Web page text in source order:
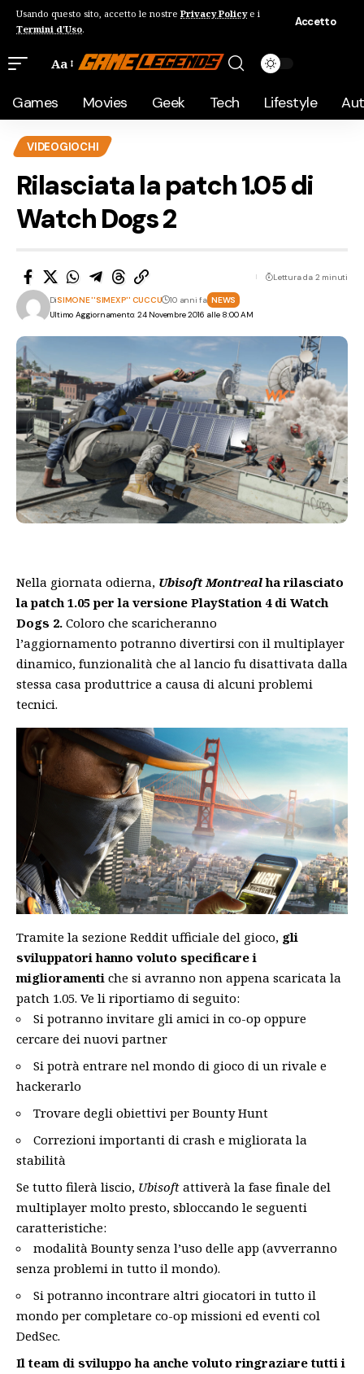
Usando questo sito, accetto le nostre Privacy Policye i
Termini d'Uso.
Accetto
Aa
Games Movies Geek Tech Lifestyle
VIDEOGIOCHI
Rilasciata la patch 1.05 di
Watch Dogs 2
Ultimo Aggiornamento: 24 Novembre 2016 alle 8:00 AM
DiSIMONE ''SIMEXP'' CUCCU 10 anni fa NEWS
Lettura da 2 minuti
Nella giornata odierna, Ubisoft Montrealha rilasciato
la patch 1.05 per la versione PlayStation 4 di Watch
Dogs 2. Coloro che scaricheranno
l’aggiornamento potranno divertirsi con il multiplayer
dinamico, funzionalità che al lancio fu disattivata dalla
stessa casa produttrice a causa di alcuni problemi
tecnici.
Tramite la sezione Reddit ufficiale del gioco, gli
sviluppatori hanno voluto specificare i
miglioramenti che si avranno non appena scaricata la
patch 1.05. Ve li riportiamo di seguito:
Si potranno invitare gli amici in co-op oppure
cercare dei nuovi partner
Si potrà entrare nel mondo di gioco di un rivale e
hackerarlo
Trovare degli obiettivi per Bounty Hunt
Correzioni importanti di crash e migliorata la
stabilità
Se tutto filerà liscio, Ubisoft attiverà la fase finale del
multiplayer molto presto, sbloccando le seguenti
caratteristiche:
modalità Bounty senza l’uso delle app (avverranno
senza problemi in tutto il mondo).
Si potranno incontrare altri giocatori in tutto il
mondo per completare co-op missioni ed eventi col
DedSec.
Il team di sviluppo ha anche voluto ringraziare tutti i